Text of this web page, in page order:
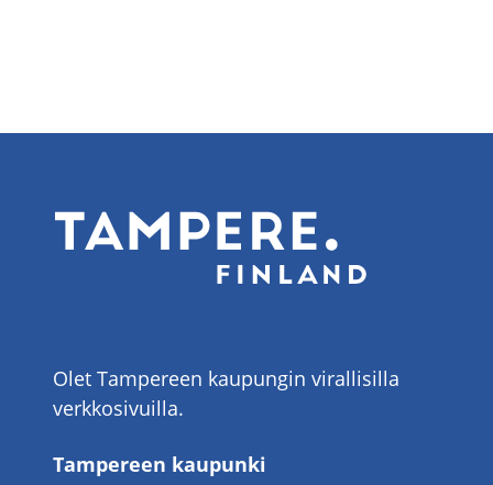
Olet Tampereen kaupungin virallisilla
verkkosivuilla.
Tampereen kaupunki